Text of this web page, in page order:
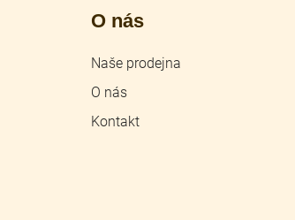
O nás
Naše prodejna
O nás
Kontakt